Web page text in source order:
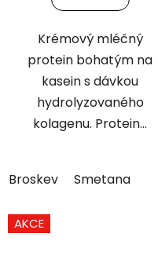
Krémový mléčný
protein bohatým na
kasein s dávkou
hydrolyzovaného
kolagenu. Protein...
Broskev Smetana
AKCE